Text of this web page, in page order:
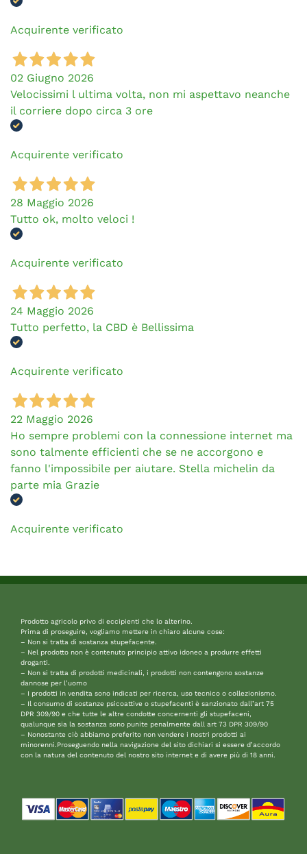
Acquirente verificato
02 Giugno 2026
Velocissimi l ultima volta, non mi aspettavo neanche
il corriere dopo circa 3 ore
Acquirente verificato
28 Maggio 2026
Tutto ok, molto veloci !
Acquirente verificato
24 Maggio 2026
Tutto perfetto, la CBD è Bellissima
Acquirente verificato
22 Maggio 2026
Ho sempre problemi con la connessione internet ma
sono talmente efficienti che se ne accorgono e
fanno l'impossibile per aiutare. Stella michelin da
parte mia Grazie
Acquirente verificato
Prodotto agricolo privo di eccipienti che lo alterino.
Prima di proseguire, vogliamo mettere in chiaro alcune cose:
– Non si tratta di sostanza stupefacente.
– Nel prodotto non è contenuto principio attivo idoneo a produrre effetti
droganti.
– Non si tratta di prodotti medicinali, i prodotti non contengono sostanze
dannose per l’uomo
– I prodotti in vendita sono indicati per ricerca, uso tecnico o collezionismo.
– Il consumo di sostanze psicoattive o stupefacenti è sanzionato dall’art 75
DPR 309/90 e che tutte le altre condotte concernenti gli stupefaceni,
qualunque sia la sostanza sono punite penalmente dall art 73 DPR 309/90
– Nonostante ciò abbiamo preferito non vendere i nostri prodotti ai
minorenni.Proseguendo nella navigazione del sito dichiari si essere d’accordo
con la natura del contenuto del nostro sito internet e di avere più di 18 anni.